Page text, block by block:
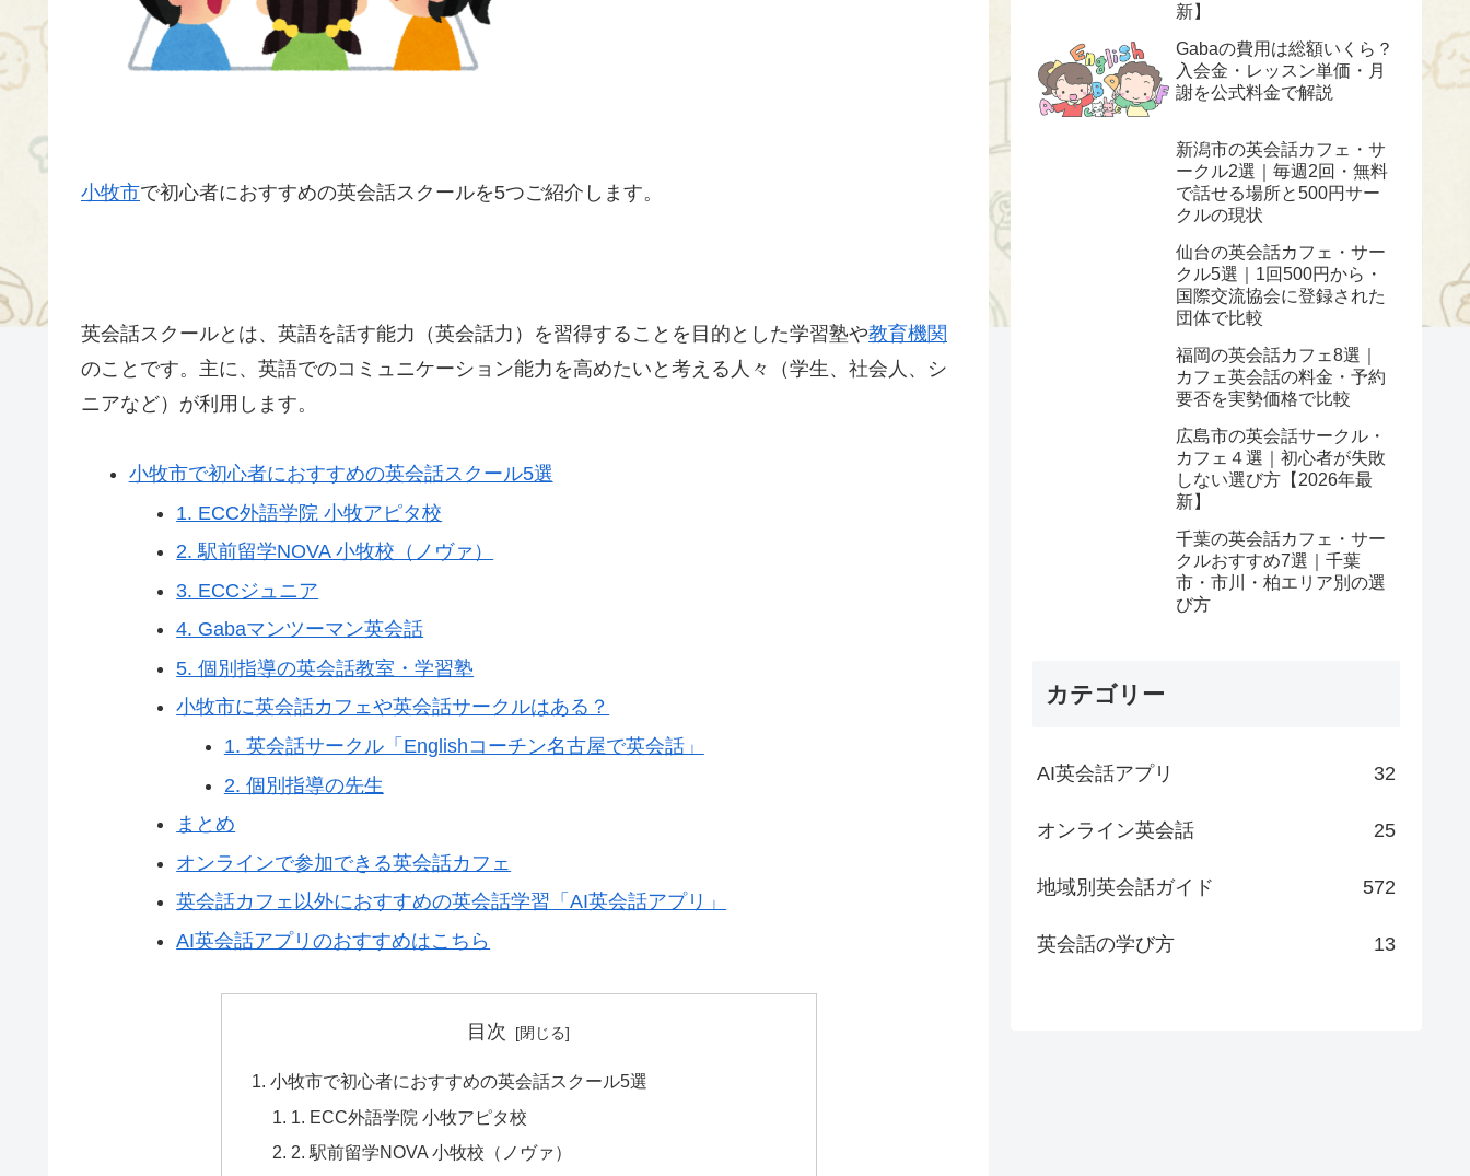
小牧市で初心者におすすめの英会話スクールを5つご紹介します。
英会話スクールとは、英語を話す能力（英会話力）を習得することを目的とした学習塾や教育機関
のことです。主に、英語でのコミュニケーション能力を高めたいと考える人々（学生、社会人、シ
ニアなど）が利用します。
小牧市で初心者におすすめの英会話スクール5選
1. ECC外語学院 小牧アピタ校
2. 駅前留学NOVA 小牧校（ノヴァ）
3. ECCジュニア
4. Gabaマンツーマン英会話
5. 個別指導の英会話教室・学習塾
小牧市に英会話カフェや英会話サークルはある？
1. 英会話サークル「Englishコーチン名古屋で英会話」
2. 個別指導の先生
まとめ
オンラインで参加できる英会話カフェ
英会話カフェ以外におすすめの英会話学習「AI英会話アプリ」
AI英会話アプリのおすすめはこちら
目次
小牧市で初心者におすすめの英会話スクール5選
1. ECC外語学院 小牧アピタ校
2. 駅前留学NOVA 小牧校（ノヴァ）
新】
Gabaの費用は総額いくら？
入会金・レッスン単価・月
謝を公式料金で解説
新潟市の英会話カフェ・サ
ークル2選｜毎週2回・無料
で話せる場所と500円サー
クルの現状
仙台の英会話カフェ・サー
クル5選｜1回500円から・
国際交流協会に登録された
団体で比較
福岡の英会話カフェ8選｜
カフェ英会話の料金・予約
要否を実勢価格で比較
広島市の英会話サークル・
カフェ４選｜初心者が失敗
しない選び方【2026年最
新】
千葉の英会話カフェ・サー
クルおすすめ7選｜千葉
市・市川・柏エリア別の選
び方
カテゴリー
AI英会話アプリ 32
オンライン英会話 25
地域別英会話ガイド 572
英会話の学び方 13